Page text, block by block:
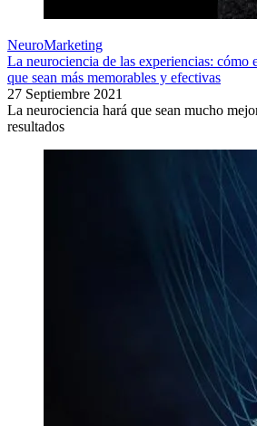
NeuroMarketing
La neurociencia de las experiencias: cómo
que sean más memorables y efectivas
27 Septiembre 2021
La neurociencia hará que sean mucho
resultados